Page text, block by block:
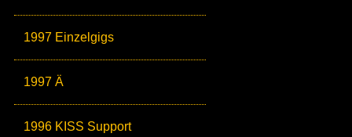
1997 Einzelgigs
1997 Ä
1996 KISS Support